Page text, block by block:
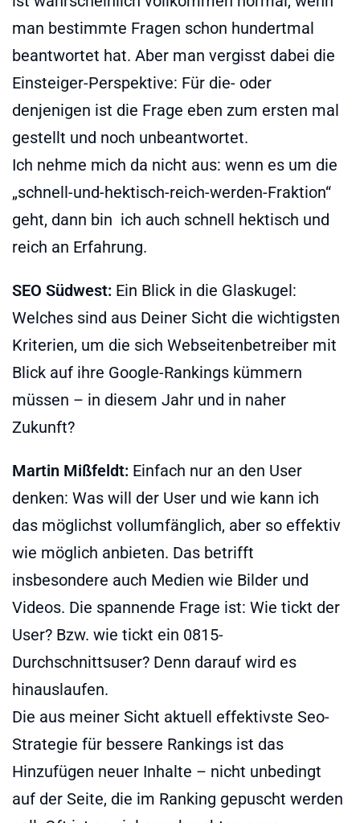
man bestimmte Fragen schon hundertmal
beantwortet hat. Aber man vergisst dabei die
Einsteiger-Perspektive: Für die- oder
denjenigen ist die Frage eben zum ersten mal
gestellt und noch unbeantwortet.
Ich nehme mich da nicht aus: wenn es um die
„schnell-und-hektisch-reich-werden-Fraktion“
geht, dann bin ich auch schnell hektisch und
reich an Erfahrung.
SEO Südwest: Ein Blick in die Glaskugel:
Welches sind aus Deiner Sicht die wichtigsten
Kriterien, um die sich Webseitenbetreiber mit
Blick auf ihre Google-Rankings kümmern
müssen – in diesem Jahr und in naher
Zukunft?
Martin Mißfeldt: Einfach nur an den User
denken: Was will der User und wie kann ich
das möglichst vollumfänglich, aber so effektiv
wie möglich anbieten. Das betrifft
insbesondere auch Medien wie Bilder und
Videos. Die spannende Frage ist: Wie tickt der
User? Bzw. wie tickt ein 0815-
Durchschnittsuser? Denn darauf wird es
hinauslaufen.
Die aus meiner Sicht aktuell effektivste Seo-
Strategie für bessere Rankings ist das
Hinzufügen neuer Inhalte – nicht unbedingt
auf der Seite, die im Ranking gepuscht werden